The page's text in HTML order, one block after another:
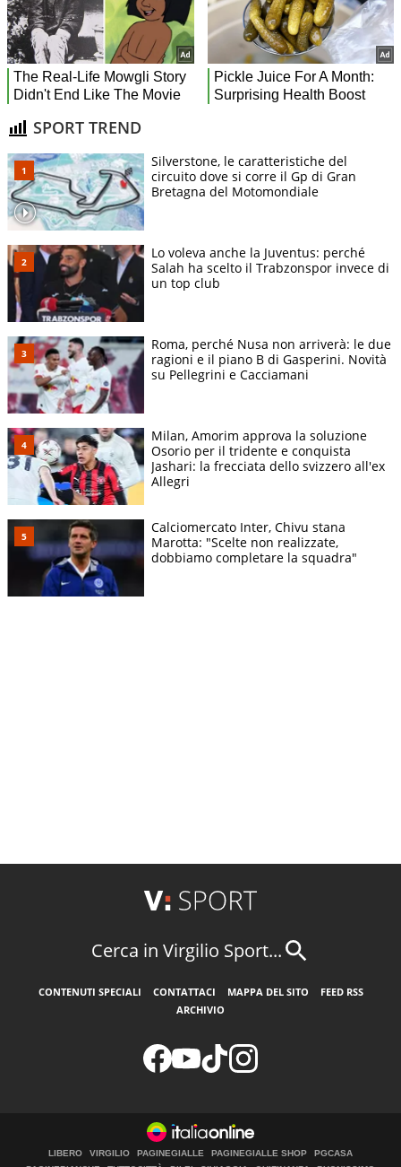
SPORT TREND
Silverstone, le caratteristiche del
circuito dove si corre il Gp di Gran
Bretagna del Motomondiale
Lo voleva anche la Juventus: perché
Salah ha scelto il Trabzonspor invece di
un top club
Roma, perché Nusa non arriverà: le due
ragioni e il piano B di Gasperini. Novità
su Pellegrini e Cacciamani
Milan, Amorim approva la soluzione
Osorio per il tridente e conquista
Jashari: la frecciata dello svizzero all'ex
Allegri
Calciomercato Inter, Chivu stana
Marotta: "Scelte non realizzate,
dobbiamo completare la squadra"
Cerca in Virgilio Sport...
CONTENUTI SPECIALI CONTATTACI MAPPA DEL SITO
FEED RSS
ARCHIVIO
LIBERO VIRGILIO PAGINEGIALLE PAGINEGIALLE SHOP
PGCASA